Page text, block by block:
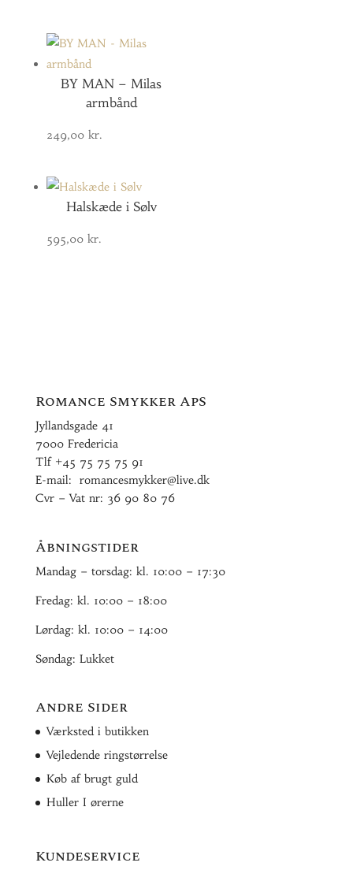
BY MAN – Milas
armbånd
249,00 kr.
Halskæde i Sølv
595,00 kr.
Romance Smykker ApS
Jyllandsgade 41
7000 Fredericia
Tlf +45 75 75 75 91
E-mail: romancesmykker@live.dk
Cvr – Vat nr: 36 90 80 76
Åbningstider
Mandag – torsdag: kl. 10:00 – 17:30
Fredag: kl. 10:00 – 18:00
Lørdag: kl. 10:00 – 14:00
Søndag: Lukket
Andre Sider
Værksted i butikken
Vejledende ringstørrelse
Køb af brugt guld
Huller I ørerne
Kundeservice